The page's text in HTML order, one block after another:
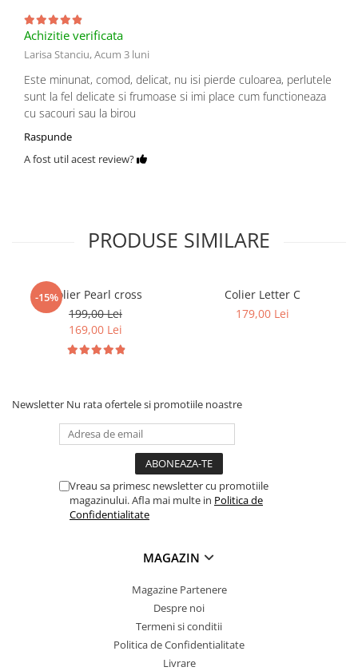
Achizitie verificata
Larisa Stanciu,Acum 3 luni
Este minunat, comod, delicat, nu isi pierde culoarea, perlutele
sunt la fel delicate si frumoase si imi place cum functioneaza
cu sacouri sau la birou
Raspunde
A fost util acest review?
PRODUSE SIMILARE
-15%Colier Pearl cross
199,00 Lei
169,00 Lei
Colier Letter C
179,00 Lei
Newsletter Nu rata ofertele si promotiile noastre
Vreau sa primesc newsletter cu promotiile
magazinului. Afla mai multe in Politica de
Confidentialitate
MAGAZIN
Magazine Partenere
Despre noi
Termeni si conditii
Politica de Confidentialitate
Livrare